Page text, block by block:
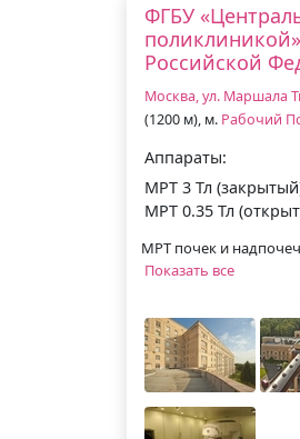
ФГБУ
Российской
Москва, ул. Маршала
(1200 м), м. Рабочий
Аппараты:
МРТ 3 Тл
МРТ 0.35 Тл
МРТ почек и
Показать все